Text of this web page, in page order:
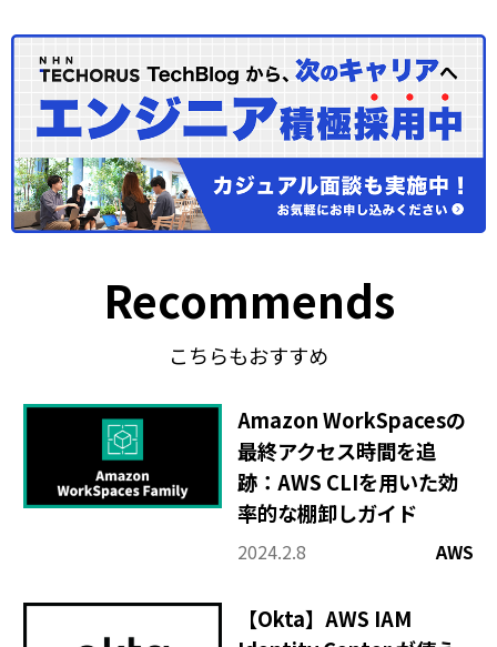
Recommends
こちらもおすすめ
Amazon WorkSpacesの
最終アクセス時間を追
跡：AWS CLIを用いた効
率的な棚卸しガイド
2024.2.8 AWS
【Okta】AWS IAM